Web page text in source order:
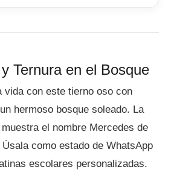
Ternura en el Bosque
vida con este tierno oso con
hermoso bosque soleado. La
el nombre Mercedes de
como estado de WhatsApp
escolares personalizadas.